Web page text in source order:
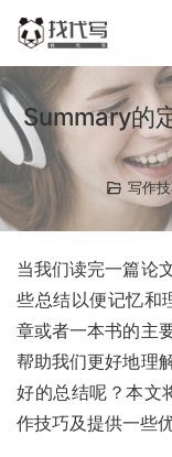
Summary的
写作
当我们读完一篇论
些总结以便记忆和
章或者一本书的主
帮助我们更好地理
好的总结呢？本文
作技巧及提供一些